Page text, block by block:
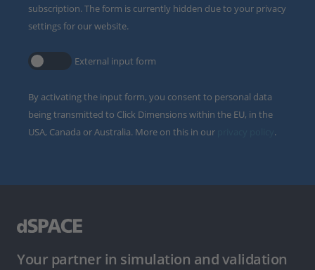
subscription. The form is currently hidden due to your privacy
settings for our website.
External input form
By activating the input form, you consent to personal data
being transmitted to Click Dimensions within the EU, in the
USA, Canada or Australia. More on this in our
.
Your partner in simulation and validation